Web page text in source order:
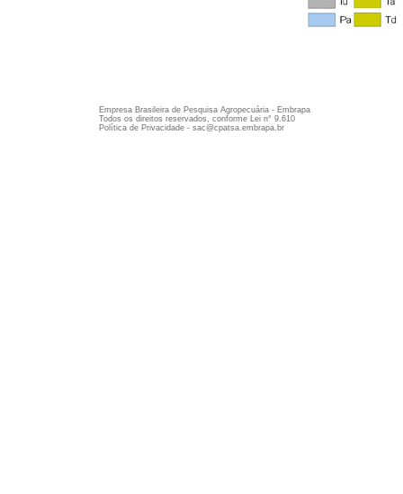
Empresa Brasileira de Pesquisa Agropecuária - Embrapa
Todos os direitos reservados, conforme Lei n° 9.610
Política de Privacidade - sac@cpatsa.embrapa.br